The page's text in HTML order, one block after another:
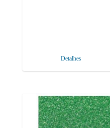
Detalhes